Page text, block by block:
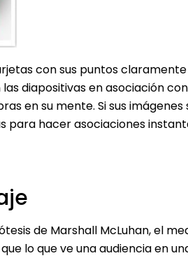
con sus puntos
diapositivas en asociación
en su mente. Si sus
hacer asociaciones
de Marshall McLuhan, el
lo que ve una audiencia en